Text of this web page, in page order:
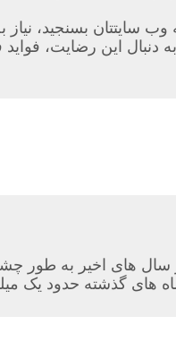
سایتتان بسنجید، نیاز
دنبال این رضایت،